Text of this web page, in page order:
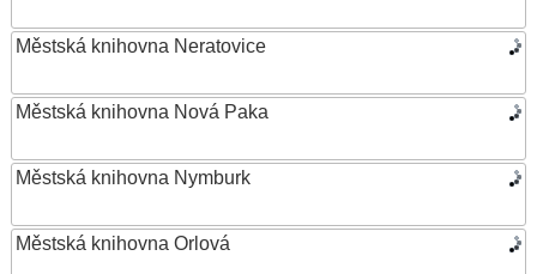
Městská knihovna Neratovice
Městská knihovna Nová Paka
Městská knihovna Nymburk
Městská knihovna Orlová